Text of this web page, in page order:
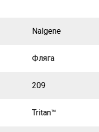
БАРНАУЛ
Nalgene
Фляга
209
Tritan™